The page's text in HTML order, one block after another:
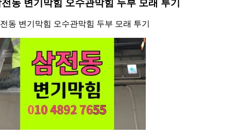
동 변기막힘 오수관막힘 두부 모래 투기
동 변기막힘 오수관막힘 두부 모래 투기